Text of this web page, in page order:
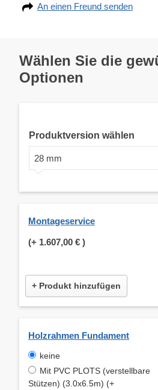
An einen Freund senden
Wählen Sie die
Optionen
Produktversion wählen
28 mm
Montageservice
(+ 1.607,00 € )
+ Produkt hinzufügen
Holzrahmen Fundament
keine
Mit PVC PLOTS (verstellbare
Stützen) (3.0x6.5m) (+